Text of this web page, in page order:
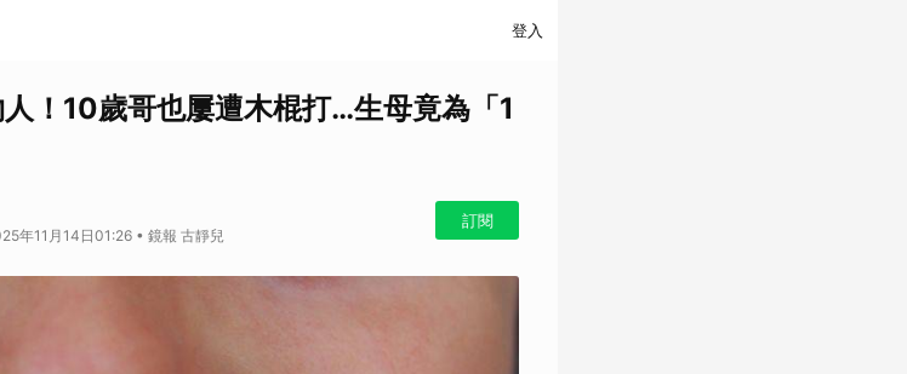
登入
！10歲哥也屢遭木棍打…生母竟為「1
年11月14日01:26 • 鏡報 古靜兒
訂閱